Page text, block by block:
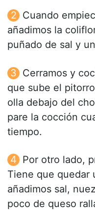
Cuando
añadimos la
puñado de sal y
Cerramos y
que sube el
olla debajo del
pare la cocción
tiempo.
Por otro lado,
Tiene que quedar
añadimos sal,
poco de queso